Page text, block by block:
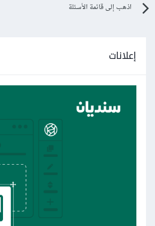
اذهب إلى قائمة الأسئلة
إعلانات